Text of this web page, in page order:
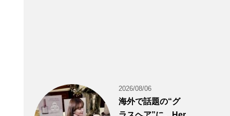
2026/08/06
海外で話題の“グ